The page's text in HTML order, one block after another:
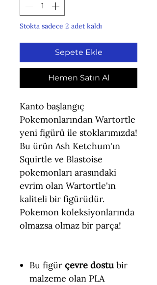
Stokta sadece 2 adet kaldı
Sepete Ekle
Hemen Satın Al
Kanto başlangıç
Pokemonlarından Wartortle
yeni figürü ile stoklarımızda!
Bu ürün Ash Ketchum'ın
Squirtle ve Blastoise
pokemonları arasındaki
evrim olan Wartortle'ın
kaliteli bir figürüdür.
Pokemon koleksiyonlarında
olmazsa olmaz bir parça!
Bu figür çevre dostu bir
malzeme olan PLA